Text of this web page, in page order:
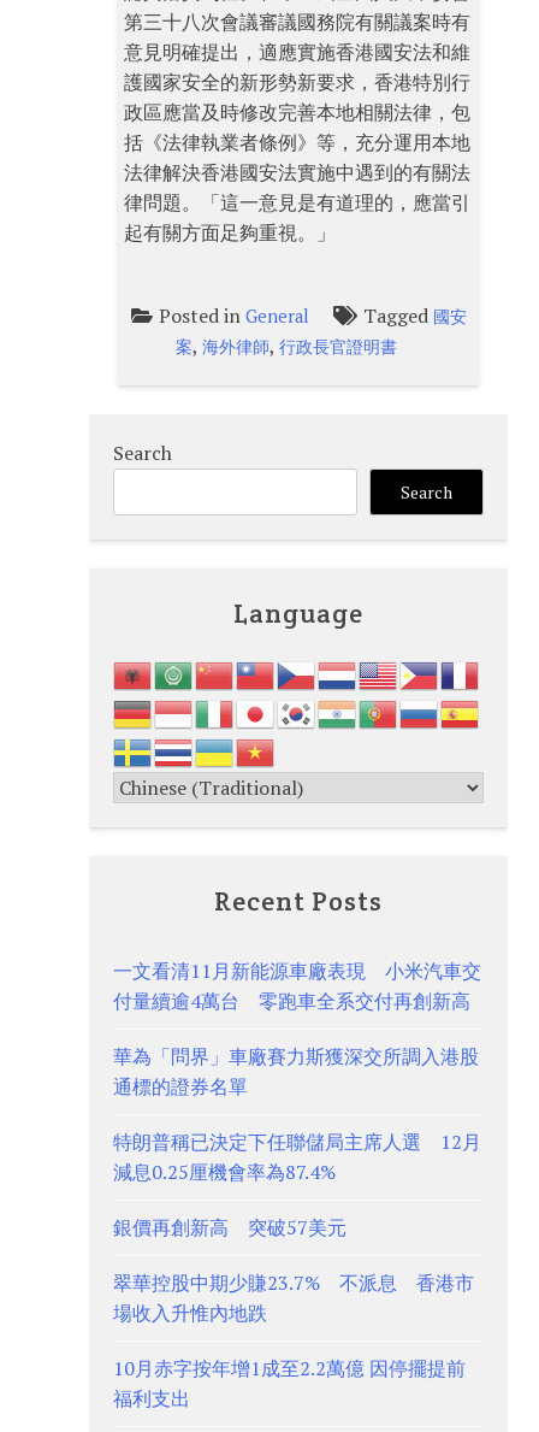
第三十八次會議審議國務院有關議案時有
意見明確提出，適應實施香港國安法和維
護國家安全的新形勢新要求，香港特別行
政區應當及時修改完善本地相關法律，包
括《法律執業者條例》等，充分運用本地
法律解決香港國安法實施中遇到的有關法
律問題。「這一意見是有道理的，應當引
起有關方面足夠重視。」
Posted in General Tagged 國安
案,海外律師,行政長官證明書
Search
Search
Language
Recent Posts
一文看清11月新能源車廠表現 小米汽車交
付量續逾4萬台 零跑車全系交付再創新高
華為「問界」車廠賽力斯獲深交所調入港股
通標的證券名單
特朗普稱已決定下任聯儲局主席人選 12月
減息0.25厘機會率為87.4%
銀價再創新高 突破57美元
翠華控股中期少賺23.7% 不派息 香港市
場收入升惟內地跌
10月赤字按年增1成至2.2萬億 因停擺提前
福利支出